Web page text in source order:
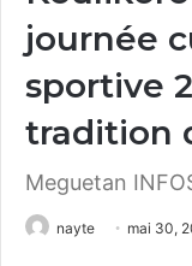
journée
sportive
tradition
Meguetan
nayte mai 30,